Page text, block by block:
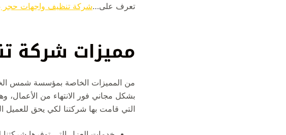
تعرف على…شركة تنظيف واجهات حجر
مميزات شركة
من المميزات الخاصة بمؤسسة شمس
بشكل مجاني فور الانتهاء من الأعمال،
التي قامت بها شركتنا لكي يحق للعميل